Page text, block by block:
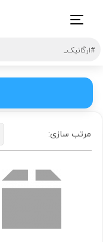
مرتب سازی: